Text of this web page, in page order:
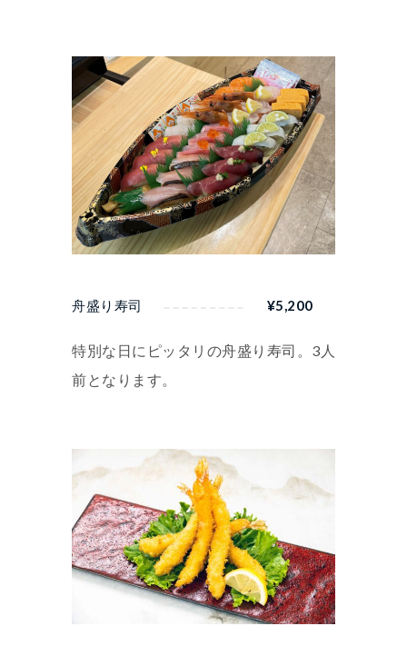
舟盛り寿司 ¥5,200
特別な日にピッタリの舟盛り寿司。3人
前となります。